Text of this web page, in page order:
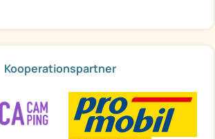
Kooperationspartner